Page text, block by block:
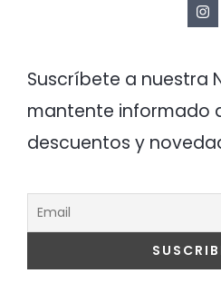
Suscríbete a nuestra
mantente informado
descuentos y